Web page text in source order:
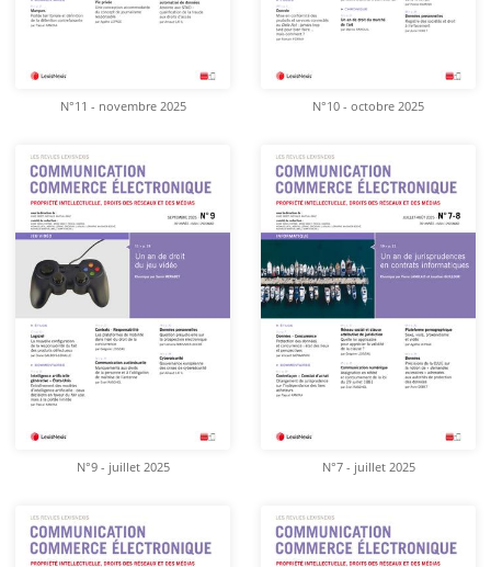
N°11 - novembre 2025 N°10 - octobre 2025
N°9 - juillet 2025 N°7 - juillet 2025